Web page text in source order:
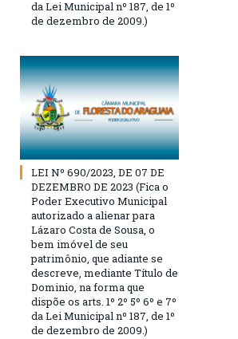
da Lei Municipal nº 187, de 1º
de dezembro de 2009.)
LEI Nº 690/2023, DE 07 DE
DEZEMBRO DE 2023 (Fica o
Poder Executivo Municipal
autorizado a alienar para
Lázaro Costa de Sousa, o
bem imóvel de seu
patrimônio, que adiante se
descreve, mediante Título de
Dominio, na forma que
dispõe os arts. 1º 2º 5º 6º e 7º
da Lei Municipal nº 187, de 1º
de dezembro de 2009.)